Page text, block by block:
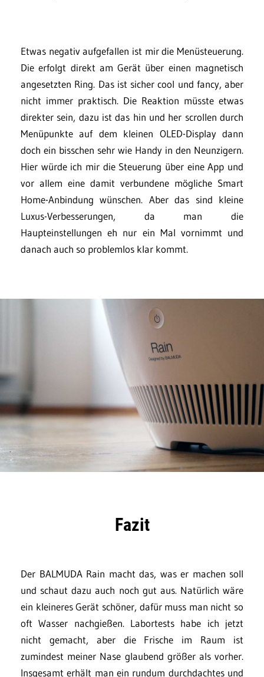
Etwas negativ aufgefallen ist mir die Menüsteuerung.
Die erfolgt direkt am Gerät über einen magnetisch
angesetzten Ring. Das ist sicher cool und fancy, aber
nicht immer praktisch. Die Reaktion müsste etwas
direkter sein, dazu ist das hin und her scrollen durch
Menüpunkte auf dem kleinen OLED-Display dann
doch ein bisschen sehr wie Handy in den Neunzigern.
Hier würde ich mir die Steuerung über eine App und
vor allem eine damit verbundene mögliche Smart
Home-Anbindung wünschen. Aber das sind kleine
Luxus-Verbesserungen, da man die
Haupteinstellungen eh nur ein Mal vornimmt und
danach auch so problemlos klar kommt.
Fazit
Der BALMUDA Rain macht das, was er machen soll
und schaut dazu auch noch gut aus. Natürlich wäre
ein kleineres Gerät schöner, dafür muss man nicht so
oft Wasser nachgießen. Labortests habe ich jetzt
nicht gemacht, aber die Frische im Raum ist
zumindest meiner Nase glaubend größer als vorher.
Insgesamt erhält man ein rundum durchdachtes und